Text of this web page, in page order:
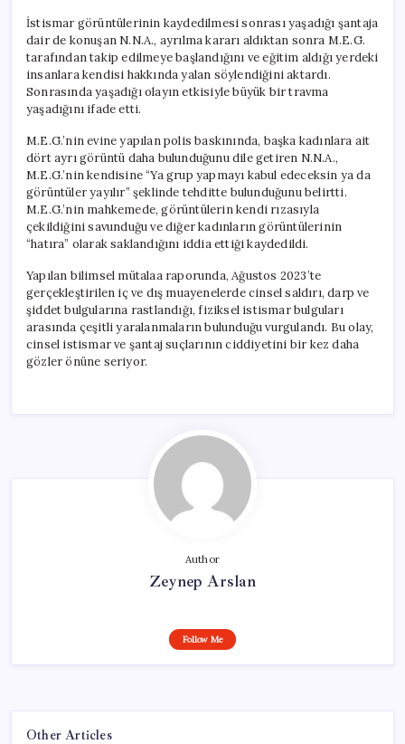
İstismar görüntülerinin kaydedilmesi sonrası yaşadığı şantaja
dair de konuşan N.N.A., ayrılma kararı aldıktan sonra M.E.G.
tarafından takip edilmeye başlandığını ve eğitim aldığı yerdeki
insanlara kendisi hakkında yalan söylendiğini aktardı.
Sonrasında yaşadığı olayın etkisiyle büyük bir travma
yaşadığını ifade etti.
M.E.G.’nin evine yapılan polis baskınında, başka kadınlara ait
dört ayrı görüntü daha bulunduğunu dile getiren N.N.A.,
M.E.G.’nin kendisine “Ya grup yapmayı kabul edeceksin ya da
görüntüler yayılır” şeklinde tehditte bulunduğunu belirtti.
M.E.G.’nin mahkemede, görüntülerin kendi rızasıyla
çekildiğini savunduğu ve diğer kadınların görüntülerinin
“hatıra” olarak saklandığını iddia ettiği kaydedildi.
Yapılan bilimsel mütalaa raporunda, Ağustos 2023’te
gerçekleştirilen iç ve dış muayenelerde cinsel saldırı, darp ve
şiddet bulgularına rastlandığı, fiziksel istismar bulguları
arasında çeşitli yaralanmaların bulunduğu vurgulandı. Bu olay,
cinsel istismar ve şantaj suçlarının ciddiyetini bir kez daha
gözler önüne seriyor.
Author
Zeynep Arslan
Follow Me
Other Articles